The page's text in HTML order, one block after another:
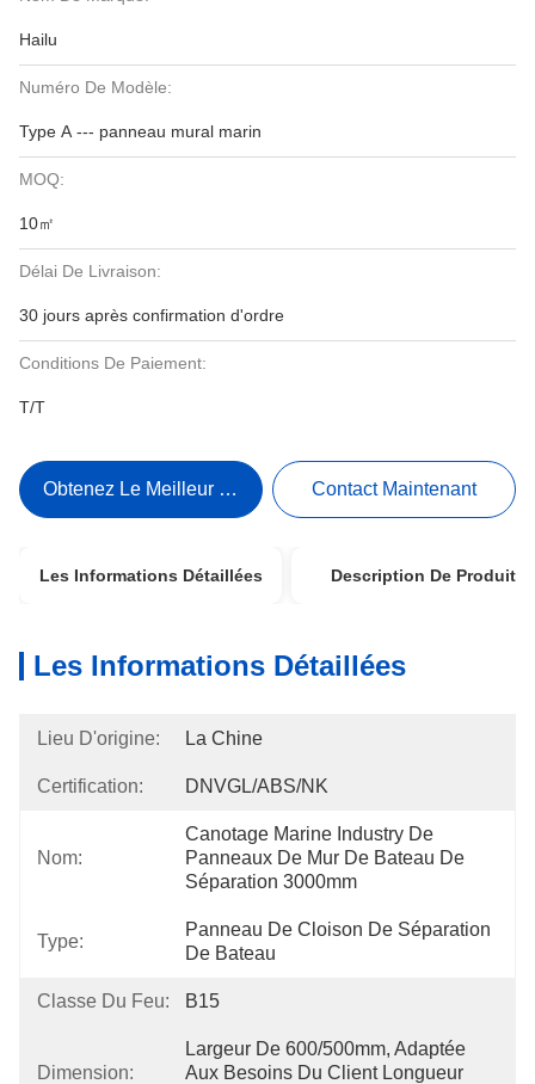
Hailu
Numéro De Modèle:
Type A --- panneau mural marin
MOQ:
10㎡
Délai De Livraison:
30 jours après confirmation d'ordre
Conditions De Paiement:
T/T
Obtenez Le Meilleur Prix Contact Maintenant
Les Informations Détaillées Description De Produit
Les Informations Détaillées
Lieu D'origine: La Chine
Certification: DNVGL/ABS/NK
Nom:
Canotage Marine Industry De
Panneaux De Mur De Bateau De
Séparation 3000mm
Type:
Panneau De Cloison De Séparation
De Bateau
Classe Du Feu: B15
Dimension:
Largeur De 600/500mm, Adaptée
Aux Besoins Du Client Longueur